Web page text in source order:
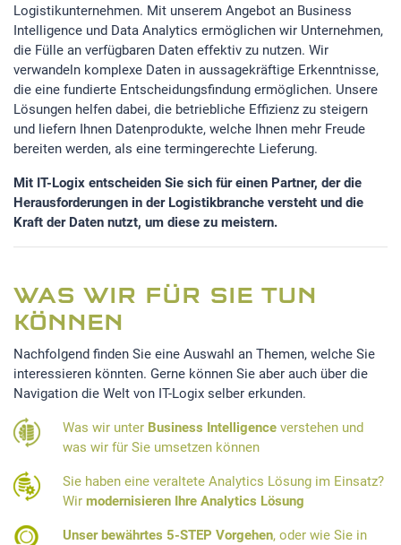
Logistikunternehmen. Mit unserem Angebot an Business
Intelligence und Data Analytics ermöglichen wir Unternehmen,
die Fülle an verfügbaren Daten effektiv zu nutzen. Wir
verwandeln komplexe Daten in aussagekräftige Erkenntnisse,
die eine fundierte Entscheidungsfindung ermöglichen. Unsere
Lösungen helfen dabei, die betriebliche Effizienz zu steigern
und liefern Ihnen Datenprodukte, welche Ihnen mehr Freude
bereiten werden, als eine termingerechte Lieferung.
Mit IT-Logix entscheiden Sie sich für einen Partner, der die
Herausforderungen in der Logistikbranche versteht und die
Kraft der Daten nutzt, um diese zu meistern.
WAS WIR FÜR SIE TUN
KÖNNEN
Nachfolgend finden Sie eine Auswahl an Themen, welche Sie
interessieren könnten. Gerne können Sie aber auch über die
Navigation die Welt von IT-Logix selber erkunden.
Was wir unter Business Intelligence verstehen und
was wir für Sie umsetzen können
Sie haben eine veraltete Analytics Lösung im Einsatz?
Wir modernisieren Ihre Analytics Lösung
Unser bewährtes 5-STEP Vorgehen, oder wie Sie in